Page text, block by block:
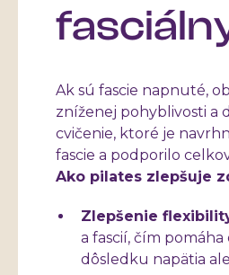
Ak sú fascie napnuté,
zníženej pohyblivosti a
cvičenie, ktoré je
fascie a podporilo
Ako pilates zlepšuje
Zlepšenie
a fascií, čím
dôsledku napätia